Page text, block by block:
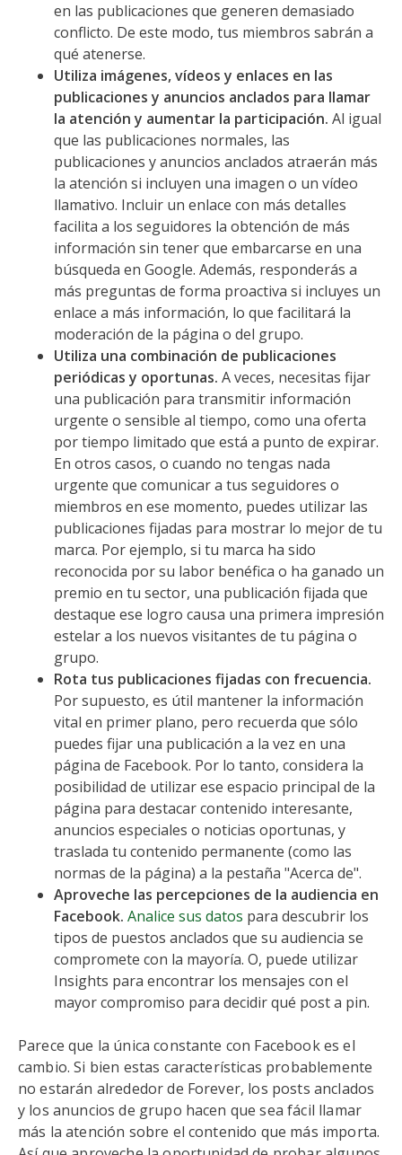
en las publicaciones que generen demasiado
conflicto. De este modo, tus miembros sabrán a
qué atenerse.
Utiliza imágenes, vídeos y enlaces en las
publicaciones y anuncios anclados para llamar
la atención y aumentar la participación. Al igual
que las publicaciones normales, las
publicaciones y anuncios anclados atraerán más
la atención si incluyen una imagen o un vídeo
llamativo. Incluir un enlace con más detalles
facilita a los seguidores la obtención de más
información sin tener que embarcarse en una
búsqueda en Google. Además, responderás a
más preguntas de forma proactiva si incluyes un
enlace a más información, lo que facilitará la
moderación de la página o del grupo.
Utiliza una combinación de publicaciones
periódicas y oportunas. A veces, necesitas fijar
una publicación para transmitir información
urgente o sensible al tiempo, como una oferta
por tiempo limitado que está a punto de expirar.
En otros casos, o cuando no tengas nada
urgente que comunicar a tus seguidores o
miembros en ese momento, puedes utilizar las
publicaciones fijadas para mostrar lo mejor de tu
marca. Por ejemplo, si tu marca ha sido
reconocida por su labor benéfica o ha ganado un
premio en tu sector, una publicación fijada que
destaque ese logro causa una primera impresión
estelar a los nuevos visitantes de tu página o
grupo.
Rota tus publicaciones fijadas con frecuencia.
Por supuesto, es útil mantener la información
vital en primer plano, pero recuerda que sólo
puedes fijar una publicación a la vez en una
página de Facebook. Por lo tanto, considera la
posibilidad de utilizar ese espacio principal de la
página para destacar contenido interesante,
anuncios especiales o noticias oportunas, y
traslada tu contenido permanente (como las
normas de la página) a la pestaña "Acerca de".
Aproveche las percepciones de la audiencia en
Facebook. Analice sus datos para descubrir los
tipos de puestos anclados que su audiencia se
compromete con la mayoría. O, puede utilizar
Insights para encontrar los mensajes con el
mayor compromiso para decidir qué post a pin.
Parece que la única constante con Facebook es el
cambio. Si bien estas características probablemente
no estarán alrededor de Forever, los posts anclados
y los anuncios de grupo hacen que sea fácil llamar
más la atención sobre el contenido que más importa.